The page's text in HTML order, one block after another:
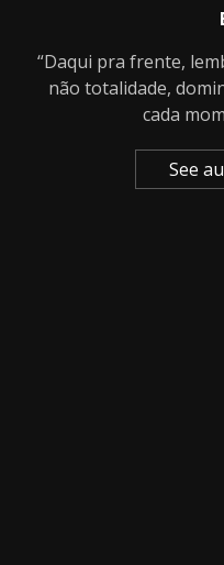
“Daqui pra frente,
não totalidade,
cada
See